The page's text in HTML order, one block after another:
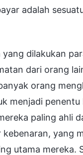
adalah
dilakukan
dari orang
orang
menjadi
paling ahli
yang
utama mereka.